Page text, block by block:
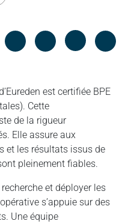
Facebook
est certifiée BPE
Cette
de la rigueur
Elle assure aux
et les résultats issus de
pleinement fiables.
et déployer les
s’appuie sur des
Une équipe